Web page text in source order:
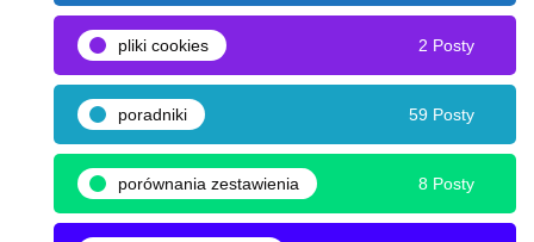
pliki cookies 2 Posty
poradniki 59 Posty
porównania zestawienia 8 Posty